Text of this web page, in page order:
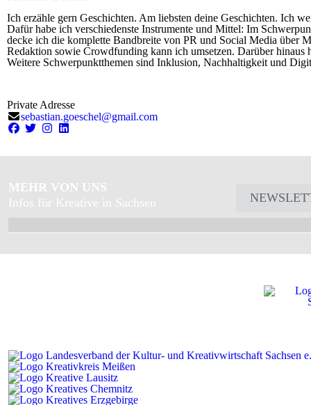
Ich erzähle gern Geschichten. Am liebsten deine Geschichten. Ich
Dafür habe ich verschiedenste Instrumente und Mittel: Im
decke ich die komplette Bandbreite von PR und Social Media über
Redaktion sowie Crowdfunding kann ich umsetzen. Darüber
Weitere Schwerpunktthemen sind Inklusion, Nachhaltigkeit und
Private Adresse
sebastian.goeschel@gmail.com
MEHR VON UNS
Infos für Kreative in Sachsen